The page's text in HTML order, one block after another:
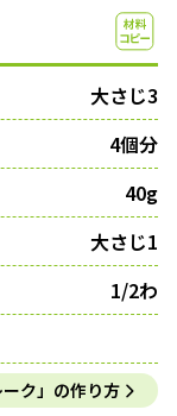
大さじ3
4個分
40g
大さじ1
1/2わ
ク」の作り方